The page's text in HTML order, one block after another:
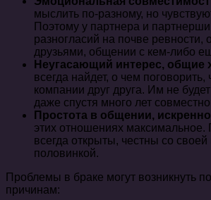
мыслить по-разному, но
Поэтому у партнера и партнерши
разногласий на почве ревности,
друзьями, общении с кем-либо
Неугасающий интерес, общие
всегда найдет, о чем поговорить,
компании друг друга. Им не
даже спустя много лет
Простота в общении,
этих отношениях
всегда открыты, честны со своей
половинкой.
Проблемы в браке могут возникнуть
причинам: